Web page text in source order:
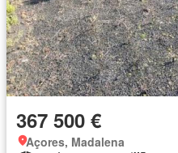
367 500 €
Açores, Madalena